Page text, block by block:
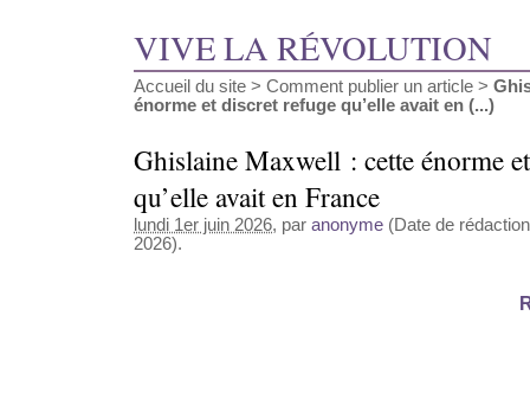
VIVE LA RÉVOLUTION
Accueil du site > Comment publier un article >
énorme et discret refuge qu’elle avait en (...)
Ghislaine Maxwell : cette énorme
qu’elle avait en France
lundi 1er juin 2026, par anonyme (Date de
2026).